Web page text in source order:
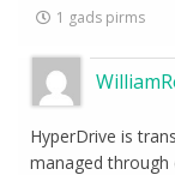
1 gads pirms
HyperDrive is
managed through